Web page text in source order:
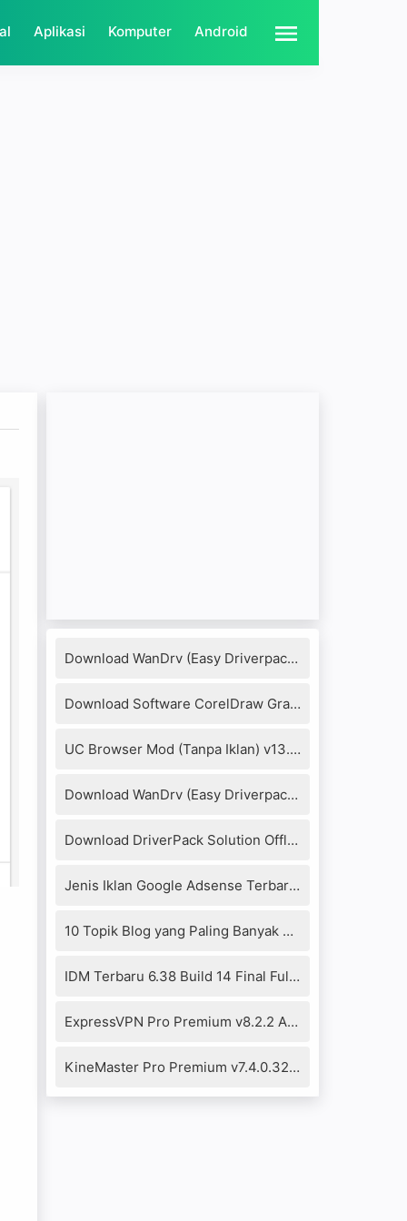
Aplikasi Komputer Android
Download WanDrv (Easy Driverpack) 7.17.1218.3 Full Version
Download Software CorelDraw Graphics Suite X8 + Keygen
UC Browser Mod (Tanpa Iklan) v13.4.0.1306 Apk
Download WanDrv (Easy Driverpack) 6.6.2016.0114
Download DriverPack Solution Offline 17.10.14-20104 Full Version
Jenis Iklan Google Adsense Terbaru 2019
10 Topik Blog yang Paling Banyak Dikunjungi 2021
IDM Terbaru 6.38 Build 14 Final Full Crack+Patch Fixed
ExpressVPN Pro Premium v8.2.2 Apk
KineMaster Pro Premium v7.4.0.32290.GP Mod Apk (No Watermark)